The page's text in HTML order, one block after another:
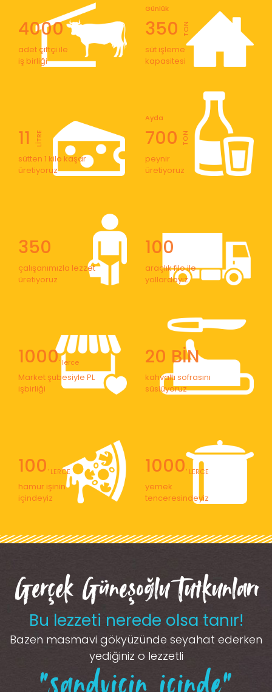
4000
adet çiftçi ile
iş birliği
350
Günlük
TON
süt işleme
kapasitesi
11 LİTRE
sütten 1 kilo kaşar
üretiyoruz
700
Ayda
TON
peynir
üretiyoruz
350
çalışanımızla lezzet
üretiyoruz
100
araçlık filo ile
yollardayız
1000' lerce
Market şubesiyle PL
işbirliği
20 BİN
kahvaltı sofrasını
süslüyoruz
100' LERCE
hamur işinin
içindeyiz
1000' LERCE
yemek
tenceresindeyiz
Gerçek Güneşoğlu Tutkunları
Bu lezzeti nerede olsa tanır!
Bazen masmavi gökyüzünde seyahat ederken
yediğiniz o lezzetli